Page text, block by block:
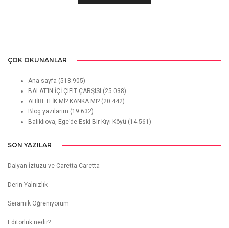
ÇOK OKUNANLAR
Ana sayfa (518.905)
BALAT’IN İÇİ ÇIFIT ÇARŞISI (25.038)
AHİRETLİK Mİ? KANKA MI? (20.442)
Blog yazılarım (19.632)
Balıklıova, Ege’de Eski Bir Kıyı Köyü (14.561)
SON YAZILAR
Dalyan İztuzu ve Caretta Caretta
Derin Yalnızlık
Seramik Öğreniyorum
Editörlük nedir?